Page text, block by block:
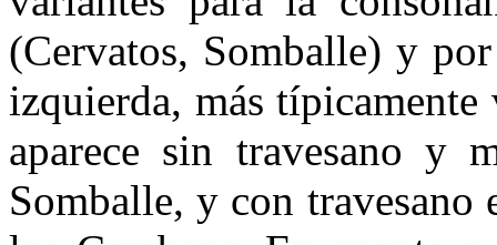
(Cervatos, Somballe) y
izquierda, más
aparece sin travesano y
Somballe, y con travesano